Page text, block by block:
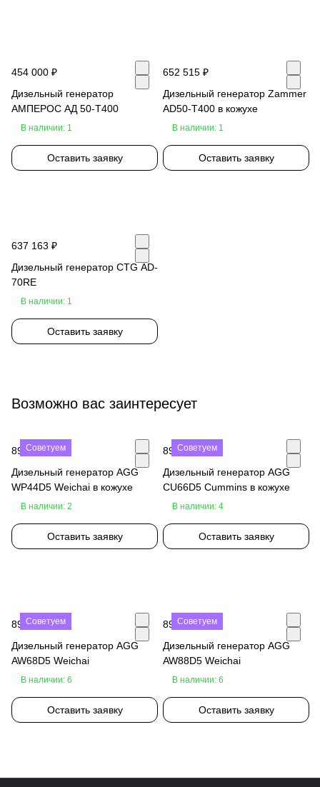
454 000 ₽
Дизельный генератор
АМПЕРОС АД 50-Т400
В наличии: 1
Оставить заявку
652 515 ₽
Дизельный генератор Zammer
AD50-T400 в кожухе
В наличии: 1
Оставить заявку
637 163 ₽
Дизельный генератор CTG AD-
70RE
В наличии: 1
Оставить заявку
Возможно вас заинтересует
Советуем
890 000 ₽
Дизельный генератор AGG
WP44D5 Weichai в кожухе
В наличии: 2
Оставить заявку
Советуем
890 000 ₽
Дизельный генератор AGG
CU66D5 Cummins в кожухе
В наличии: 4
Оставить заявку
Советуем
890 000 ₽
Дизельный генератор AGG
AW68D5 Weichai
В наличии: 6
Оставить заявку
Советуем
890 000 ₽
Дизельный генератор AGG
AW88D5 Weichai
В наличии: 6
Оставить заявку